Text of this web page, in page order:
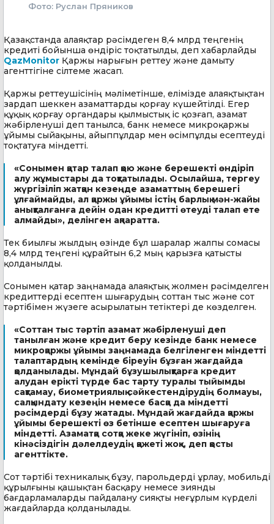
Фото: Руслан Пряников
Қазақстанда алаяқтар рәсімдеген 8,4 млрд теңгенің
кредиті бойынша өндіріс тоқтатылды, деп хабарлайды
QazMonitor Қаржы нарығын реттеу және дамыту
агенттігіне сілтеме жасап.
Қаржы реттеушісінің мәліметінше, елімізде алаяқтықтан
зардап шеккен азаматтарды қорғау күшейтілді. Егер
құқық қорғау органдары қылмыстық іс қозғап, азамат
жәбірленуші деп танылса, банк немесе микроқаржы
ұйымы сыйақыны, айыппұлдар мен өсімпұлды есептеуді
тоқтатуға міндетті.
«Сонымен қатар талап қою және берешекті өндіріп
алу жұмыстары да тоқтатылады. Осылайша, тергеу
жүргізіліп жатқан кезеңде азаматтың берешегі
ұлғаймайды, ал қаржы ұйымы істің барлық мән-жайы
анықталғанға дейін одан кредитті өтеуді талап ете
алмайды», делінген ақпаратта.
Тек биылғы жылдың өзінде бұл шаралар жалпы сомасы
8,4 млрд теңгені құрайтын 6,2 мың қарызға қатысты
қолданылды.
Сонымен қатар заңнамада алаяқтық жолмен рәсімделген
кредиттерді есептен шығарудың соттан тыс және сот
тәртібімен жүзеге асырылатын тетіктері де көзделген.
«Соттан тыс тәртіп азамат жәбірленуші деп
танылған және кредит беру кезінде банк немесе
микроқаржы ұйымы заңнамада белгіленген міндетті
талаптардың кемінде біреуін бұзған жағдайда
қолданылады. Мұндай бұзушылықтарға кредит
алудан ерікті түрде бас тарту туралы тыйымды
сақтамау, биометриялық сәйкестендірудің болмауы,
салқындату кезеңін немесе басқа да міндетті
рәсімдерді бұзу жатады. Мұндай жағдайда қаржы
ұйымы берешекті өз бетінше есептен шығаруға
міндетті. Азаматқа сотқа жеке жүгініп, өзінің
кінәсіздігін дәлелдеудің қажеті жоқ», деп қосты
агенттікте.
Сот тәртібі техникалық бұзу, парольдерді ұрлау, мобильді
құрылғыны қашықтан басқару немесе зиянды
бағдарламаларды пайдалану сияқты неғұрлым күрделі
жағдайларда қолданылады.